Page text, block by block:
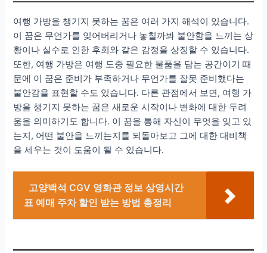
여행 가방을 챙기지 못하는 꿈은 여러 가지 해석이 있습니다.
이 꿈은 무언가를 잊어버리거나 놓칠까봐 불안함을 느끼는 상
황이나 실수로 인한 후회와 같은 감정을 상징할 수 있습니다.
또한, 여행 가방은 여행 도중 필요한 물품을 담는 공간이기 때
문에 이 꿈은 준비가 부족하거나 무언가를 잘못 준비했다는
불안감을 표현할 수도 있습니다. 다른 관점에서 보면, 여행 가
방을 챙기지 못하는 꿈은 새로운 시작이나 변화에 대한 두려
움을 의미하기도 합니다. 이 꿈을 통해 자신이 무엇을 잊고 있
는지, 어떤 불안을 느끼는지를 되돌아보고 그에 대한 대비책
을 세우는 것이 도움이 될 수 있습니다.
고양백석 CGV 영화관 정보 상영시간
표 예매 주차 할인 받는 방법 총정리